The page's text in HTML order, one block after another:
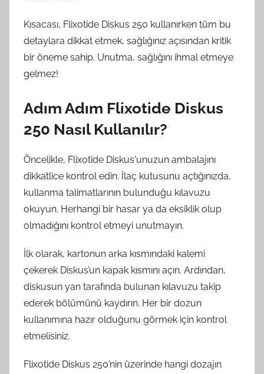
Kısacası, Flixotide Diskus 250 kullanırken tüm bu
detaylara dikkat etmek, sağlığınız açısından kritik
bir öneme sahip. Unutma, sağlığını ihmal etmeye
gelmez!
Adım Adım Flixotide Diskus
250 Nasıl Kullanılır?
Öncelikle, Flixotide Diskus'unuzun ambalajını
dikkatlice kontrol edin. İlaç kutusunu açtığınızda,
kullanma talimatlarının bulunduğu kılavuzu
okuyun. Herhangi bir hasar ya da eksiklik olup
olmadığını kontrol etmeyi unutmayın.
İlk olarak, kartonun arka kısmındaki kalemi
çekerek Diskus’un kapak kısmını açın. Ardından,
diskusun yan tarafında bulunan kılavuzu takip
ederek bölümünü kaydırın. Her bir dozun
kullanımına hazır olduğunu görmek için kontrol
etmelisiniz.
Flixotide Diskus 250’nin üzerinde hangi dozajın